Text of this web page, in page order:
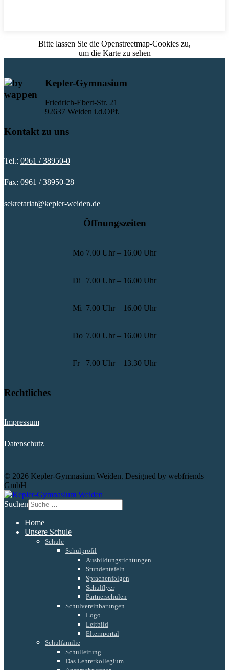
Bitte lassen Sie die Openstreetmap-Cookies zu,
um die Karte zu sehen
Kepler-Gymnasium
Friedrich-Ebert-Str. 21
92637 Weiden i.d.OPf.
Kontakt zu uns
Tel.: 0961 / 38950-0
Fax: 0961 / 38950-28
sekretariat@kepler-weiden.de
Öffnungszeiten
Mo 7.00 Uhr – 16.00 Uhr
Di 7.00 Uhr – 16.00 Uhr
Mi 7.00 Uhr – 16.00 Uhr
Do 7.00 Uhr – 16.00 Uhr
Fr 7.00 Uhr – 13.30 Uhr
Rechtliches
Impressum
Datenschutz
© 2026 Kepler-Gymnasium Weiden. Designed by webfriends
GmbH
Suchen
Home
Unsere Schule
Schule
Schulprofil
Ausbildungsrichtungen
Stundentafeln
Sprachenfolgen
Schulflyer
Partnerschulen
Schulvereinbarungen
Logo
Leitbild
Elternportal
Schulfamilie
Schulleitung
Das Lehrerkollegium